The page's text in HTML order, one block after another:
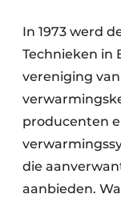
In 1973 werd
Technieken in
vereniging
producenten
die
aanbieden.